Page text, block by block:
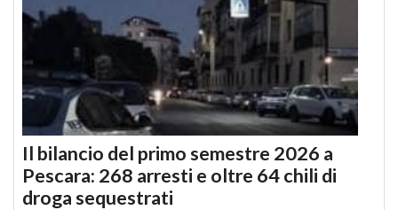
Il bilancio del primo semestre 2026 a
Pescara: 268 arresti e oltre 64 chili di
droga sequestrati